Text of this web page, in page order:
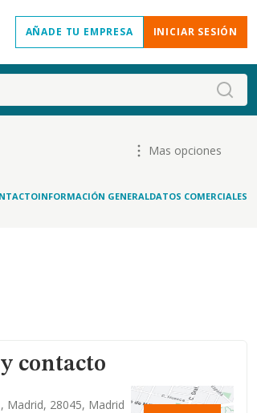
AÑADE TU EMPRESA INICIAR SESIÓN
Mas opciones
INFORMACIÓN GENERALDATOS COMERCIALES
contacto
Madrid, 28045, Madrid